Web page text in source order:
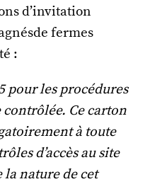
d’invitation
fermes
:
pour les procédures
contrôlée. Ce carton
à toute
d’accès au site
la nature de cet